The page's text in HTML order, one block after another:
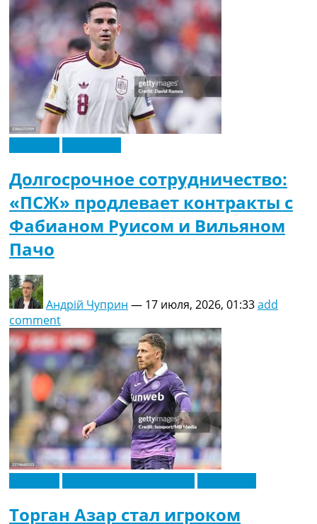
Долгосрочное сотрудничество:
«ПСЖ» продлевает контракты с
Фабианом Руисом и Вильяном
Пачо
Андрій Чуприн — 17 июля, 2026, 01:33add
comment
Торган Азар стал игроком